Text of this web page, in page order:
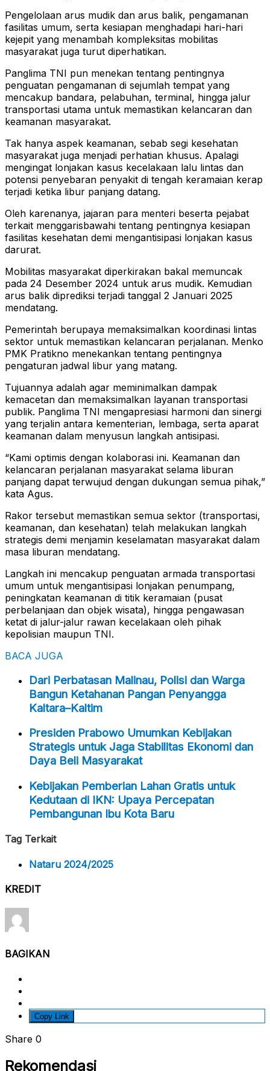
Pengelolaan arus mudik dan arus balik, pengamanan
fasilitas umum, serta kesiapan menghadapi hari-hari
kejepit yang menambah kompleksitas mobilitas
masyarakat juga turut diperhatikan.
Panglima TNI pun menekan tentang pentingnya
penguatan pengamanan di sejumlah tempat yang
mencakup bandara, pelabuhan, terminal, hingga jalur
transportasi utama untuk memastikan kelancaran dan
keamanan masyarakat.
Tak hanya aspek keamanan, sebab segi kesehatan
masyarakat juga menjadi perhatian khusus. Apalagi
mengingat lonjakan kasus kecelakaan lalu lintas dan
potensi penyebaran penyakit di tengah keramaian kerap
terjadi ketika libur panjang datang.
Oleh karenanya, jajaran para menteri beserta pejabat
terkait menggarisbawahi tentang pentingnya kesiapan
fasilitas kesehatan demi mengantisipasi lonjakan kasus
darurat.
Mobilitas masyarakat diperkirakan bakal memuncak
pada 24 Desember 2024 untuk arus mudik. Kemudian
arus balik diprediksi terjadi tanggal 2 Januari 2025
mendatang.
Pemerintah berupaya memaksimalkan koordinasi lintas
sektor untuk memastikan kelancaran perjalanan. Menko
PMK Pratikno menekankan tentang pentingnya
pengaturan jadwal libur yang matang.
Tujuannya adalah agar meminimalkan dampak
kemacetan dan memaksimalkan layanan transportasi
publik. Panglima TNI mengapresiasi harmoni dan sinergi
yang terjalin antara kementerian, lembaga, serta aparat
keamanan dalam menyusun langkah antisipasi.
“Kami optimis dengan kolaborasi ini. Keamanan dan
kelancaran perjalanan masyarakat selama liburan
panjang dapat terwujud dengan dukungan semua pihak,”
kata Agus.
Rakor tersebut memastikan semua sektor (transportasi,
keamanan, dan kesehatan) telah melakukan langkah
strategis demi menjamin keselamatan masyarakat dalam
masa liburan mendatang.
Langkah ini mencakup penguatan armada transportasi
umum untuk mengantisipasi lonjakan penumpang,
peningkatan keamanan di titik keramaian (pusat
perbelanjaan dan objek wisata), hingga pengawasan
ketat di jalur-jalur rawan kecelakaan oleh pihak
kepolisian maupun TNI.
BACA JUGA
Dari Perbatasan Malinau, Polisi dan Warga
Bangun Ketahanan Pangan Penyangga
Kaltara–Kaltim
Presiden Prabowo Umumkan Kebijakan
Strategis untuk Jaga Stabilitas Ekonomi dan
Daya Beli Masyarakat
Kebijakan Pemberian Lahan Gratis untuk
Kedutaan di IKN: Upaya Percepatan
Pembangunan Ibu Kota Baru
Tag Terkait
Nataru 2024/2025
KREDIT
BAGIKAN
Copy Link
Share 0
Rekomendasi